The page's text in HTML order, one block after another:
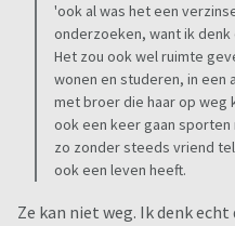
'ook al was het een
onderzoeken, want ik
Het zou ook wel ruimte
wonen en studeren, in een
met broer die haar op weg
ook een keer gaan
zo zonder steeds vriend
ook een leven heeft.
Ze kan niet weg. Ik denk